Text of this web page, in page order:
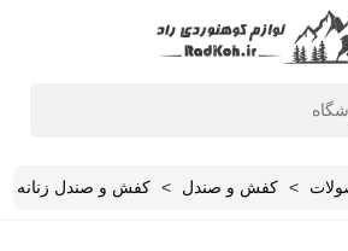
> کفش و صندل > کفش و صندل زنانه